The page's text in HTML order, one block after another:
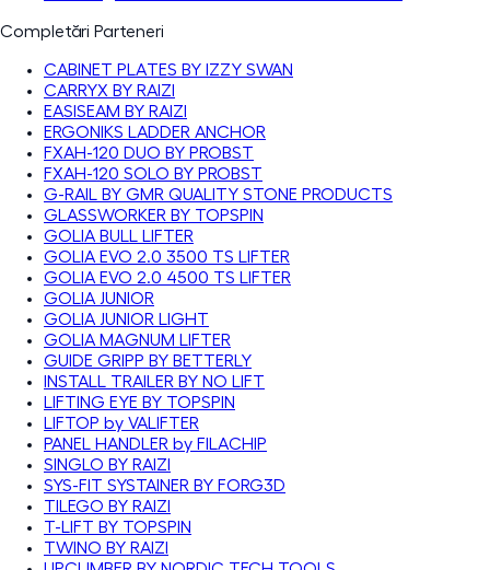
Completări Parteneri
CABINET PLATES BY IZZY SWAN
CARRYX BY RAIZI
EASISEAM BY RAIZI
ERGONIKS LADDER ANCHOR
FXAH-120 DUO BY PROBST
FXAH-120 SOLO BY PROBST
G-RAIL BY GMR QUALITY STONE PRODUCTS
GLASSWORKER BY TOPSPIN
GOLIA BULL LIFTER
GOLIA EVO 2.0 3500 TS LIFTER
GOLIA EVO 2.0 4500 TS LIFTER
GOLIA JUNIOR
GOLIA JUNIOR LIGHT
GOLIA MAGNUM LIFTER
GUIDE GRIPP BY BETTERLY
INSTALL TRAILER BY NO LIFT
LIFTING EYE BY TOPSPIN
LIFTOP by VALIFTER
PANEL HANDLER by FILACHIP
SINGLO BY RAIZI
SYS-FIT SYSTAINER BY FORG3D
TILEGO BY RAIZI
T-LIFT BY TOPSPIN
TWINO BY RAIZI